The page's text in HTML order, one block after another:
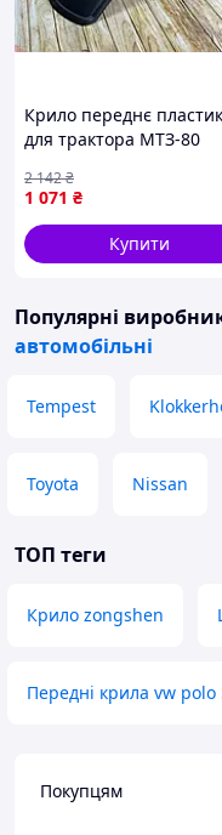
Крило переднє
для трактора МТЗ-80
та ремонту частин
1 071 ₴
2 142₴
Купити
Популярні
автомобільні
Tempest
Toyota Nissan
ТОП теги
Крило zongshen
Передні крила vw polo
Покупцям